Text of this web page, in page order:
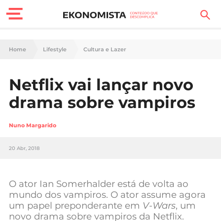
Finanças Pessoais
Carreira
Tecnologia
Negócios
Home Lifestyle Cultura e Lazer
Netflix vai lançar novo
drama sobre vampiros
Nuno Margarido
20 Abr, 2018
O ator Ian Somerhalder está de volta ao
mundo dos vampiros. O ator assume agora
um papel preponderante em V-Wars, um
novo drama sobre vampiros da Netflix.